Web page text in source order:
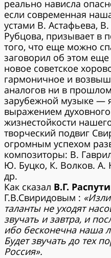
реально нависла
если современная
устами В. Астафьева,
Рубцова, призывает в
того, что еще можно
заговорил об этом
новое советское
гармоничное и
аналогов ни в
зарубежной музыке —
выражением духовного
жизнестойкости
творческий подвиг
огромным успехом
композиторы: В.
Ю. Буцко, К. Волков. А.
др.
Как сказал В.Г.
Г.В.Свиридовым :
таланты не уходят
звучать и завтра, и
ибо бесконечна наша
Будет звучать до тех
Россия».